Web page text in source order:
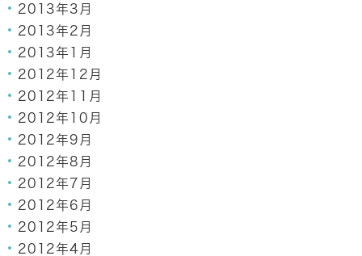
2013年3月
2013年2月
2013年1月
2012年12月
2012年11月
2012年10月
2012年9月
2012年8月
2012年7月
2012年6月
2012年5月
2012年4月